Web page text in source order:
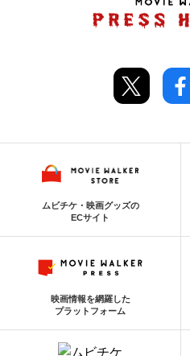
ムビチケ・映画グッズの
ECサイト
映画情報を網羅した
プラットフォーム